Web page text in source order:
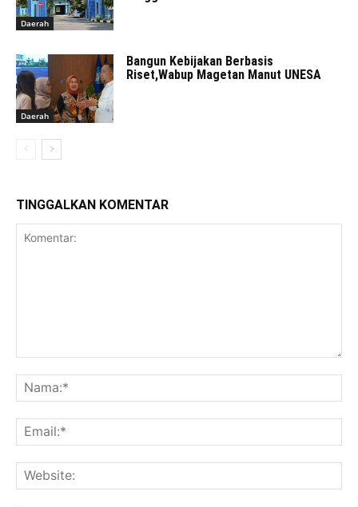
Daerah
Daerah
Bangun Kebijakan Berbasis
Riset,Wabup Magetan Manut UNESA
TINGGALKAN KOMENTAR